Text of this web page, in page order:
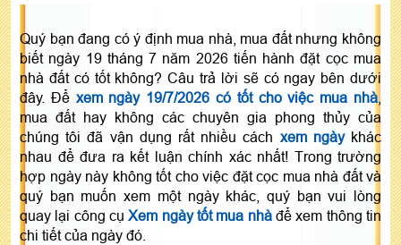
Quý bạn đang có ý định mua nhà, mua đất nhưng không
biết ngày 19 tháng 7 năm 2026 tiến hành đặt cọc mua
nhà đất có tốt không? Câu trả lời sẽ có ngay bên dưới
đây. Để xem ngày 19/7/2026 có tốt cho việc mua nhà
mua đất hay không các chuyên gia phong thủy của
chúng tôi đã vận dụng rất nhiều cách xem ngàykhác
nhau để đưa ra kết luận chính xác nhất! Trong trường
hợp ngày này không tốt cho việc đặt cọc mua nhà đất và
quý bạn muốn xem một ngày khác, quý bạn vui lòng
quay lại công cụXem ngày tốt mua nhàđể xem thông tin
chi tiết của ngày đó.